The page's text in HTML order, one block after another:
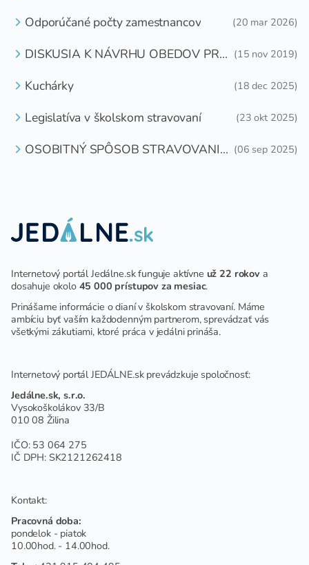
Odporúčané počty zamestnancov (20 mar 2026)
DISKUSIA K NÁVRHU OBEDOV PRE
(15 nov 2019)
Kuchárky (18 dec 2025)
Legislatíva v školskom stravovaní (23 okt 2025)
OSOBITNÝ SPÔSOB STRAVOVANIA (06 sep 2025)
Internetový portál Jedálne.sk funguje aktívne už 22 rokova
dosahuje okolo 45 000 prístupov za mesiac.
Prinášame informácie o dianí v školskom stravovaní. Máme
ambíciu byť vaším každodenným partnerom, sprevádzať vás
všetkými zákutiami, ktoré práca v jedálni prináša.
Internetový portál JEDÁLNE.sk prevádzkuje spoločnosť:
Jedálne.sk, s.r.o.
Vysokoškolákov 33/B
010 08 Žilina
IČO: 53 064 275
IČ DPH: SK2121262418
Kontakt:
Pracovná doba:
pondelok - piatok
10.00hod. - 14.00hod.